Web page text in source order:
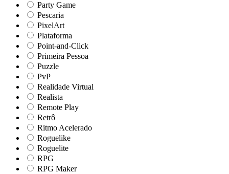
Party Game
Pescaria
PixelArt
Plataforma
Point-and-Click
Primeira Pessoa
Puzzle
PvP
Realidade Virtual
Realista
Remote Play
Retrô
Ritmo Acelerado
Roguelike
Roguelite
RPG
RPG Maker